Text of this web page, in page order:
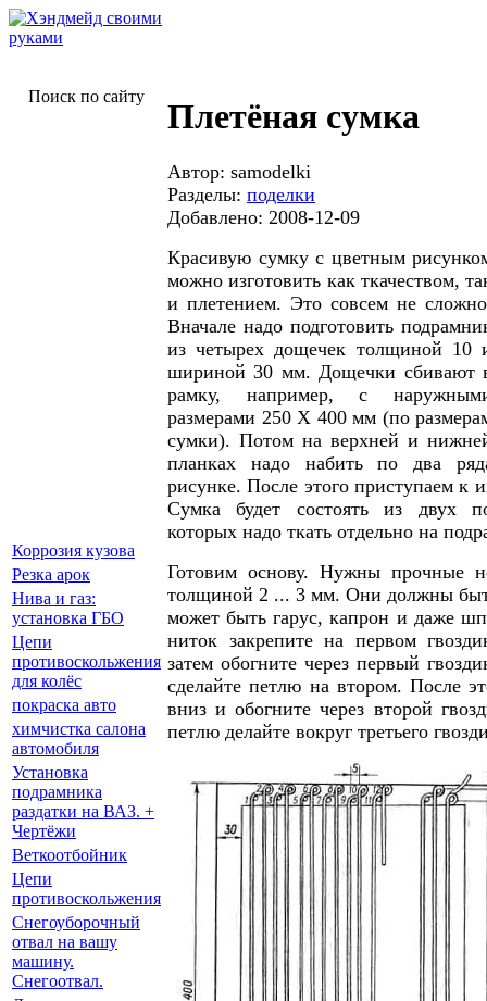
Поиск по сайту
Плетёная сумка
Автор: samodelki
Разделы: поделки
Добавлено: 2008-12-09
Красивую сумку с цветным
можно изготовить как ткачеством,
и плетением. Это совсем не
Вначале надо подготовить
из четырех дощечек толщиной 10
шириной 30 мм. Дощечки сбивают
рамку, например, с
размерами 250 X 400 мм (по
сумки). Потом на верхней и
планках надо набить по два
рисунке. После этого приступаем к
Сумка будет состоять из двух
которых надо ткать отдельно на
Готовим основу. Нужны прочные
толщиной 2 ... 3 мм. Они должны
может быть гарус, капрон и даже
ниток закрепите на первом
затем обогните через первый
сделайте петлю на втором. После
вниз и обогните через второй
петлю делайте вокруг третьего
Коррозия кузова
Резка арок
Нива и газ:
установка ГБО
Цепи
противоскольжения
для колёс
покраска авто
химчистка салона
автомобиля
Установка
подрамника
раздатки на ВАЗ. +
Чертёжи
Веткоотбойник
Цепи
противоскольжения
Снегоуборочный
отвал на вашу
машину.
Снегоотвал.